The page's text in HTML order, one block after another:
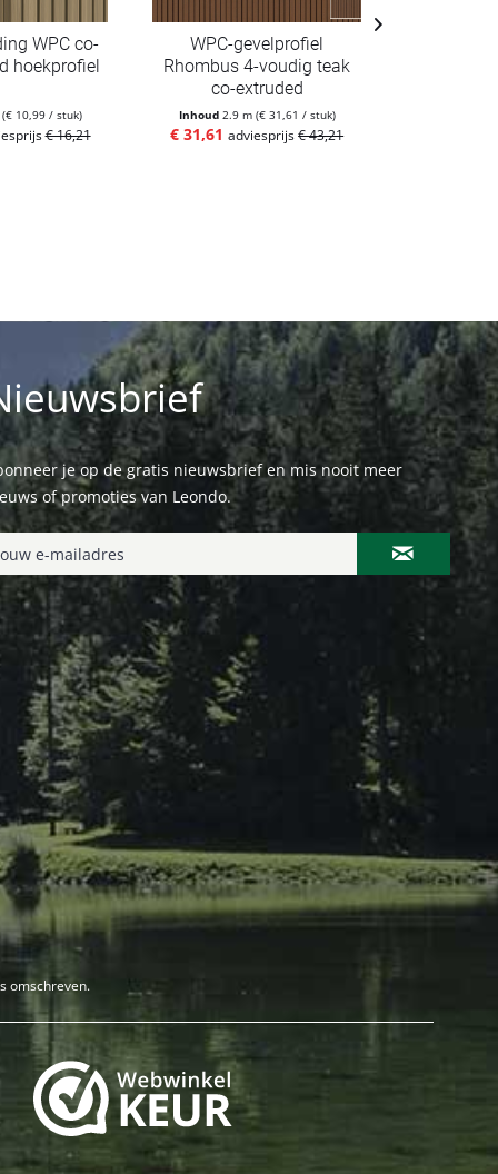
WPC co-
hoekprofiel
(€ 10,99 / stuk)
€ 16,21
WPC-gevelprofiel
Rhombus 4-voudig teak
co-extruded
Inhoud 2.9 m (€ 31,61 / stuk)
€ 31,61 adviesprijs€ 43,21
je op de gratis nieuwsbrief en mis nooit meer
of promoties van Leondo.
omschreven.